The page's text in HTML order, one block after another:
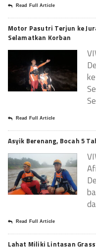
Read Full Article
Motor Pasutri Terjun ke
Selamatkan Korban
Read Full Article
Asyik Berenang, Bocah 5
Read Full Article
Lahat Miliki Lintasan